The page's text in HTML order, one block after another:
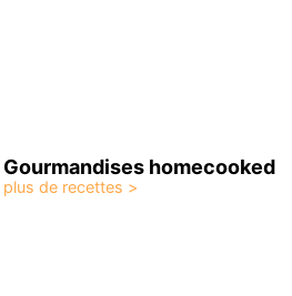
Gourmandises homecooked